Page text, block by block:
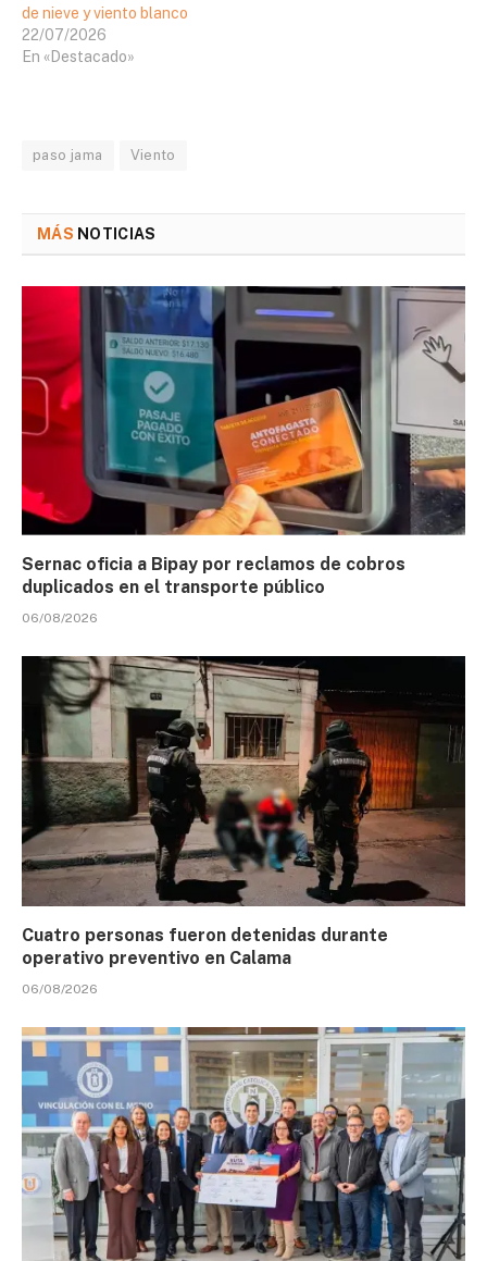
de nieve y viento blanco
22/07/2026
En «Destacado»
paso jama Viento
MÁS NOTICIAS
Sernac oficia a Bipay por reclamos de cobros
duplicados en el transporte público
06/08/2026
Cuatro personas fueron detenidas durante
operativo preventivo en Calama
06/08/2026